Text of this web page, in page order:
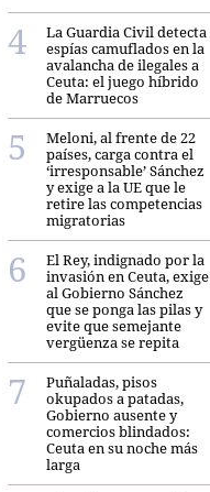
La Guardia Civil detecta
espías camuflados en la
avalancha de ilegales a
Ceuta: el juego híbrido
de Marruecos
Meloni, al frente de 22
países, carga contra el
‘irresponsable’ Sánchez
y exige a la UE que le
retire las competencias
migratorias
El Rey, indignado por la
invasión en Ceuta, exige
al Gobierno Sánchez
que se ponga las pilas y
evite que semejante
vergüenza se repita
Puñaladas, pisos
okupados a patadas,
Gobierno ausente y
comercios blindados:
Ceuta en su noche más
larga